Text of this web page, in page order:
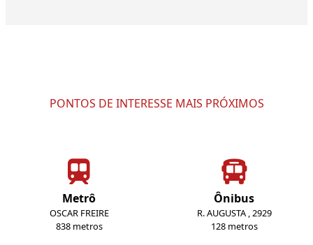
PONTOS DE INTERESSE MAIS PRÓXIMOS
Metrô
OSCAR FREIRE
838 metros
Ônibus
R. AUGUSTA , 2929
128 metros